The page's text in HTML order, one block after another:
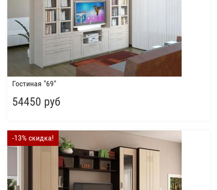
Гостиная "69"
54450 руб
-13% скидка!